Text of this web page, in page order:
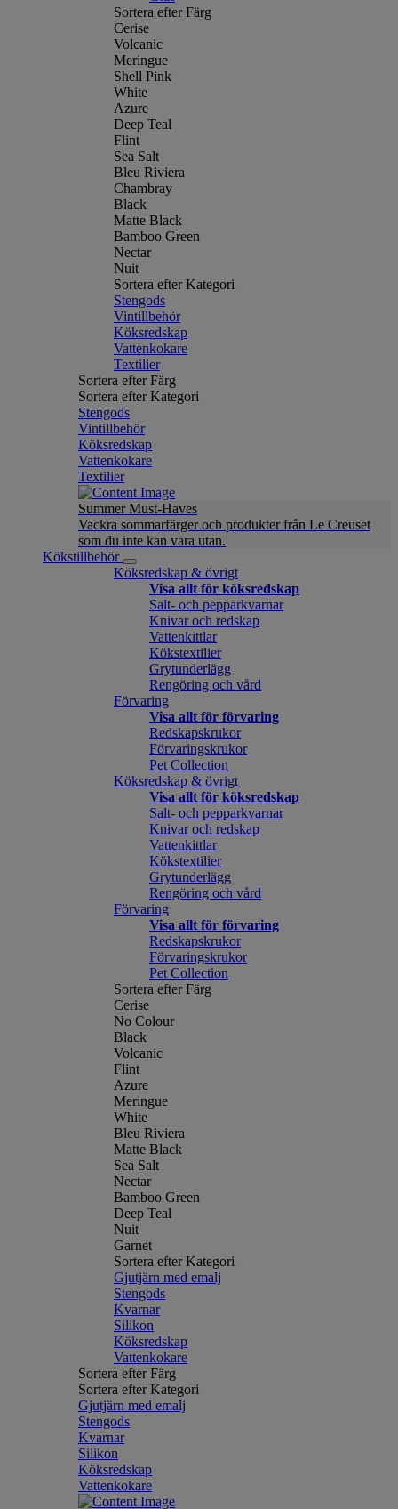
Sortera efter Färg
Cerise
Volcanic
Meringue
Shell Pink
White
Azure
Deep Teal
Flint
Sea Salt
Bleu Riviera
Chambray
Black
Matte Black
Bamboo Green
Nectar
Nuit
Sortera efter Kategori
Stengods
Vintillbehör
Köksredskap
Vattenkokare
Textilier
Sortera efter Färg
Sortera efter Kategori
Stengods
Vintillbehör
Köksredskap
Vattenkokare
Textilier
Summer Must-Haves
Vackra sommarfärger och produkter från Le Creuset
som du inte kan vara utan.
Kökstillbehör
Köksredskap & övrigt
Visa allt för köksredskap
Salt- och pepparkvarnar
Knivar och redskap
Vattenkittlar
Kökstextilier
Grytunderlägg
Rengöring och vård
Förvaring
Visa allt för förvaring
Redskapskrukor
Förvaringskrukor
Pet Collection
Köksredskap & övrigt
Visa allt för köksredskap
Salt- och pepparkvarnar
Knivar och redskap
Vattenkittlar
Kökstextilier
Grytunderlägg
Rengöring och vård
Förvaring
Visa allt för förvaring
Redskapskrukor
Förvaringskrukor
Pet Collection
Sortera efter Färg
Cerise
No Colour
Black
Volcanic
Flint
Azure
Meringue
White
Bleu Riviera
Matte Black
Sea Salt
Nectar
Bamboo Green
Deep Teal
Nuit
Garnet
Sortera efter Kategori
Gjutjärn med emalj
Stengods
Kvarnar
Silikon
Köksredskap
Vattenkokare
Sortera efter Färg
Sortera efter Kategori
Gjutjärn med emalj
Stengods
Kvarnar
Silikon
Köksredskap
Vattenkokare